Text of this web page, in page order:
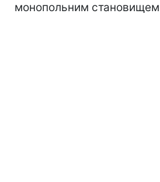
монопольним становищем